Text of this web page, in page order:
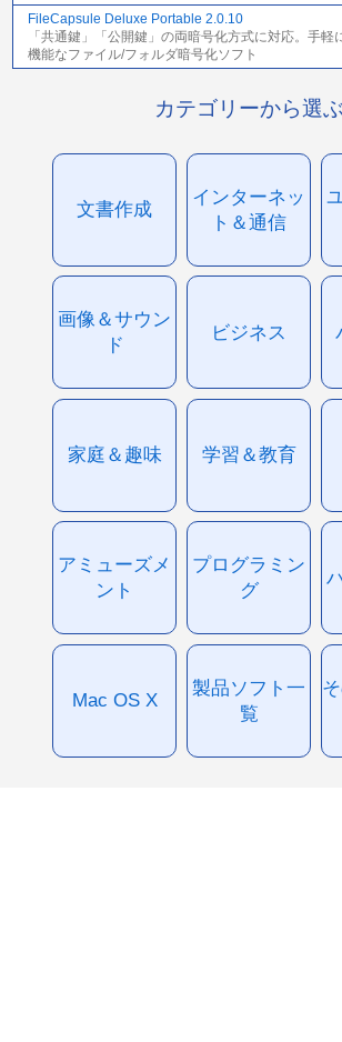
FileCapsule Deluxe Portable 2.0.10
「共通鍵」「公開鍵」の両暗号化方式に対応。手軽
機能なファイル/フォルダ暗号化ソフト
カテゴリーから選ぶ
文書作成
インターネッ
ト＆通信
画像＆サウン
ド
ビジネス
家庭＆趣味 学習＆教育
アミューズメ
ント
プログラミン
グ
Mac OS X
製品ソフト一
覧